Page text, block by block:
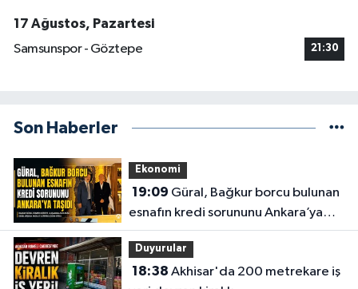
17 Ağustos, Pazartesi
Samsunspor - Göztepe
21:30
Son Haberler
Ekonomi
19:09
esnafın kredi sorununu Ankara’ya
taşıdı
Duyurular
18:38